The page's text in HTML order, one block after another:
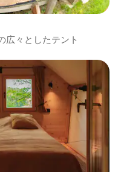
広々としたテント